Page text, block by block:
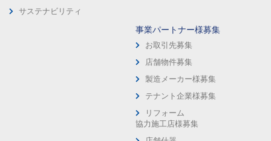
サステナビリティ
事業パートナー様募集
お取引先募集
店舗物件募集
製造メーカー様募集
テナント企業様募集
リフォーム
協力施工店様募集